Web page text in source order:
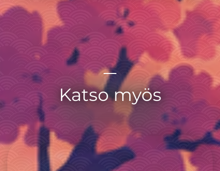
Katso myös